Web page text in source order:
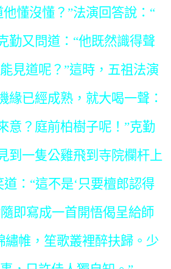
懂沒懂？”法演回答說：“
勤又問道：“他既然識得聲
見道呢？”這時，五祖法演
緣已經成熟，就大喝一聲：
意？庭前柏樹子呢！”克勤
到一隻公雞飛到寺院欄杆上
：“這不是‘只要檀郎認得
即寫成一首開悟偈呈給師
繡帷，笙歌叢裡醉扶歸。少